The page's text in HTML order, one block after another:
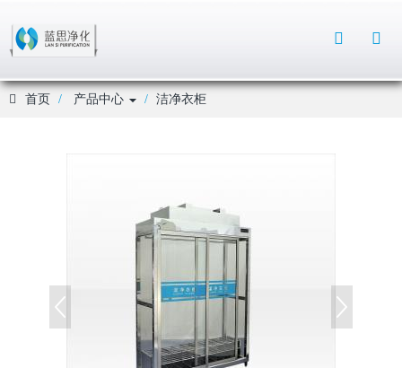
Toggle
Search
首页 产品中心 洁净衣柜